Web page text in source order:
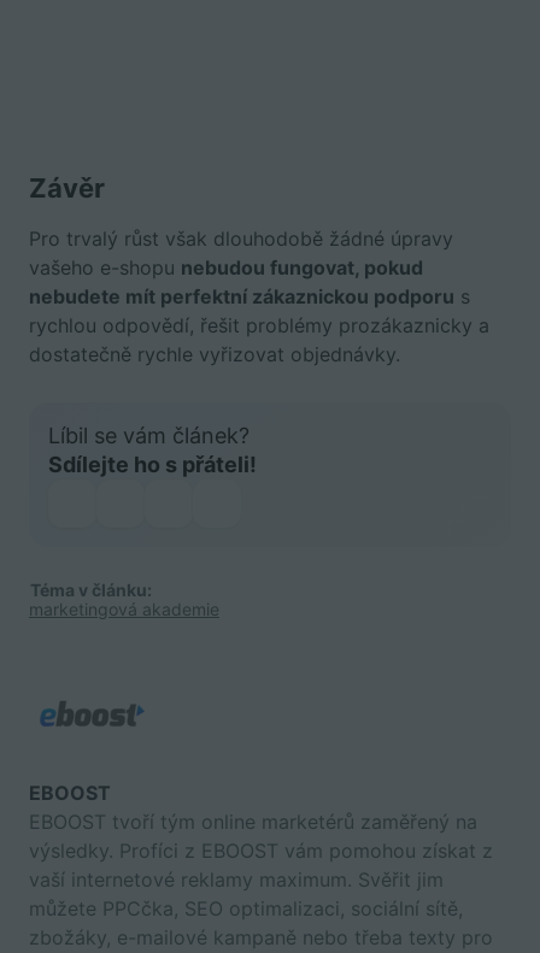
Závěr
Pro trvalý růst však dlouhodobě žádné úpravy
vašeho e-shopu nebudou fungovat, pokud
nebudete mít perfektní zákaznickou podporu s
rychlou odpovědí, řešit problémy prozákaznicky a
dostatečně rychle vyřizovat objednávky.
Líbil se vám článek?
Sdílejte ho s přáteli!
Téma v článku:
marketingová akademie
EBOOST
EBOOST tvoří tým online marketérů zaměřený na
výsledky. Profíci z EBOOST vám pomohou získat z
vaší internetové reklamy maximum. Svěřit jim
můžete PPCčka, SEO optimalizaci, sociální sítě,
zbožáky, e-mailové kampaně nebo třeba texty pro